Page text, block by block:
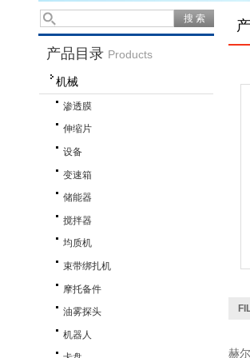
产品目录 Products
机械
渗透膜
伸缩片
设备
变速箱
储能器
搅拌器
均质机
束带绑扎机
摩托备件
油雾探头
机器人
赫